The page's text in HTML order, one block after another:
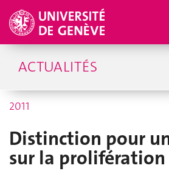
ACTUALITÉS
2011
Distinction pour
sur la